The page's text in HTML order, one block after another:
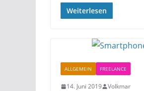
Weiterlesen
ALLGEMEIN FREELANCE
14. Juni 2019 Volkmar